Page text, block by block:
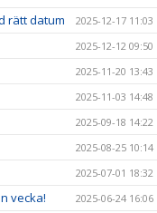
rätt datum 2025-12-17 11:03
2025-12-12 09:50
2025-11-20 13:43
2025-11-03 14:48
2025-09-18 14:22
2025-08-25 10:14
2025-07-01 18:32
vecka! 2025-06-24 16:06